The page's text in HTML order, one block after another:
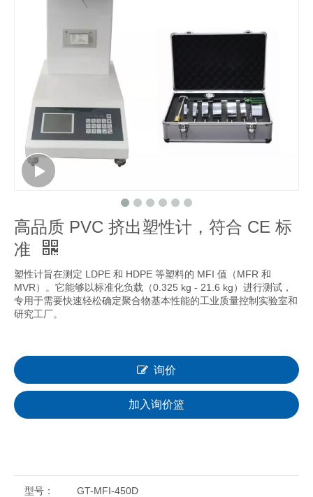
高品质 PVC 挤出塑性计，符合 CE 标
准
塑性计旨在测定 LDPE 和 HDPE 等塑料的 MFI 值（MFR 和
MVR）。它能够以标准化负载（0.325 kg - 21.6 kg）进行测试，
专用于需要快速轻松确定聚合物基本性能的工业质量控制实验室和
研究工厂。
询价
加入询价篮
型号： GT-MFI-450D